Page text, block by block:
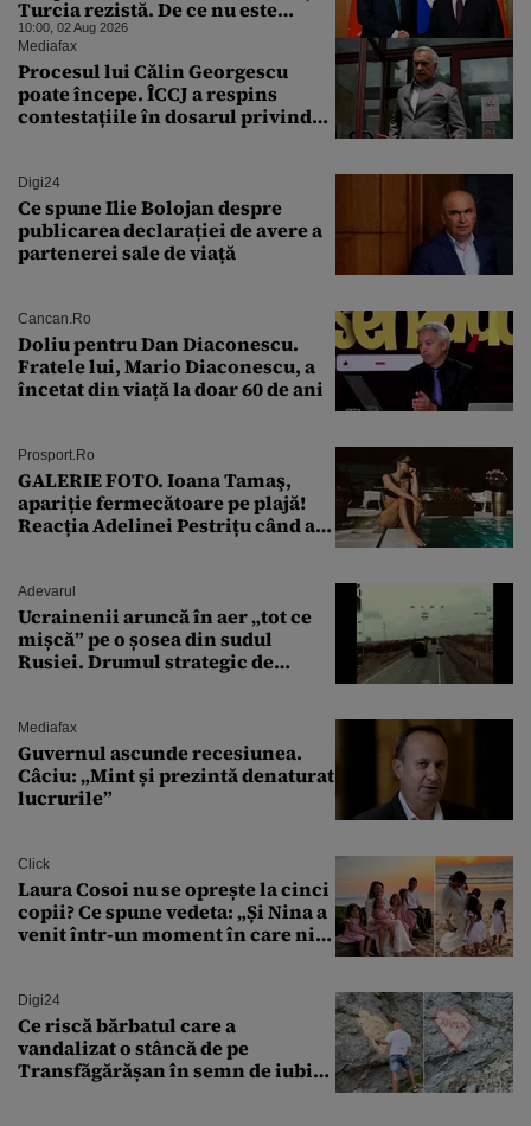
Turcia rezistă. De ce nu este
Moscova îngrijorată de
orientarea spre vest a Ankarei
10:00, 02 Aug 2026
Mediafax
Procesul lui Călin Georgescu
poate începe. ÎCCJ a respins
contestațiile în dosarul privind
Digi24
Ce spune Ilie Bolojan despre
publicarea declarației de avere a
partenerei sale de viață
Cancan.ro
Doliu pentru Dan Diaconescu.
Fratele lui, Mario Diaconescu, a
încetat din viață la doar 60 de ani
Prosport.ro
GALERIE FOTO. Ioana Tamaş,
apariție fermecătoare pe plajă!
Reacția Adelinei Pestrițu când a
Adevarul
Ucrainenii aruncă în aer „tot ce
mișcă” pe o șosea din sudul
Rusiei. Drumul strategic de
Mediafax
Guvernul ascunde recesiunea.
Câciu: „Mint și prezintă denaturat
lucrurile”
Click
Laura Cosoi nu se oprește la cinci
copii? Ce spune vedeta: „Și Nina a
venit într-un moment în care nici
Digi24
Ce riscă bărbatul care a
vandalizat o stâncă de pe
Transfăgărășan în semn de iubire